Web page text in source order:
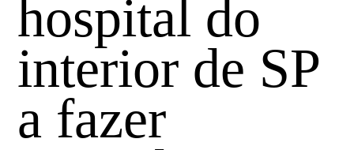
hospital do
interior de SP
a fazer